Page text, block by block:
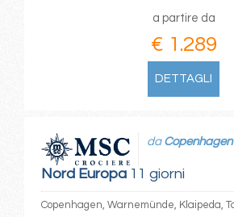
a partire da
€ 1.289
DETTAGLI
Nord Europa11 giorni
da Copenhagen
Copenhagen, Warnemünde, Klaipeda,